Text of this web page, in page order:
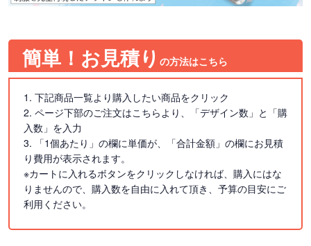
簡単！お見積り の方法はこちら
1. 下記商品一覧より購入したい商品をクリック
2. ページ下部のご注文はこちらより、「デザイン数」と「購
入数」を入力
3. 「1個あたり」の欄に単価が、「合計金額」の欄にお見積
り費用が表示されます。
※カートに入れるボタンをクリックしなければ、購入にはな
りませんので、購入数を自由に入れて頂き、予算の目安にご
利用ください。